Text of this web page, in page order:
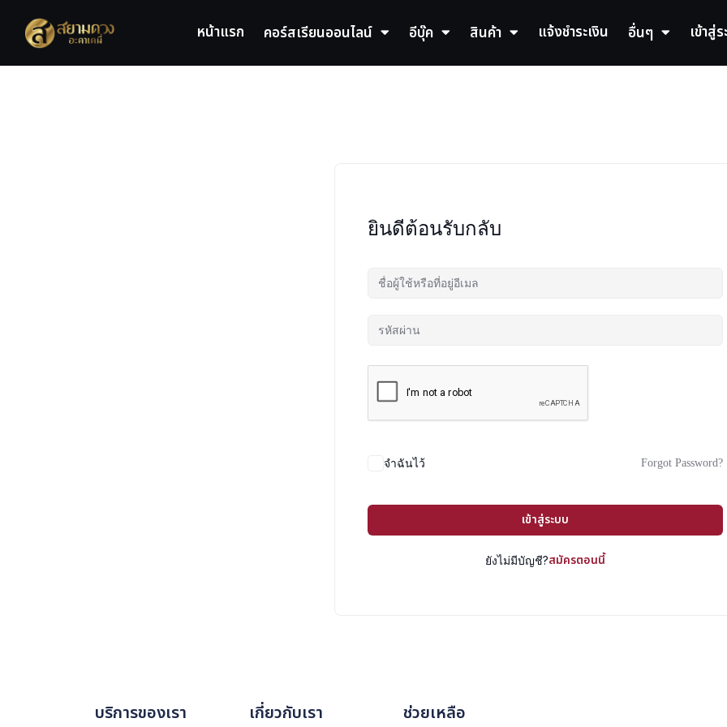
content
หน้าแรก คอร์สเรียนออนไลน์ อีบุ๊ค สินค้า แจ้งชำระเงิน อื่นๆ เข้าสู่
ยินดีต้อนรับกลับ
จำฉันไว้ Forgot Password?
เข้าสู่ระบบ
ยังไม่มีบัญชี?สมัครตอนนี้
บริการของเรา เกี่ยวกับเรา ช่วยเหลือ